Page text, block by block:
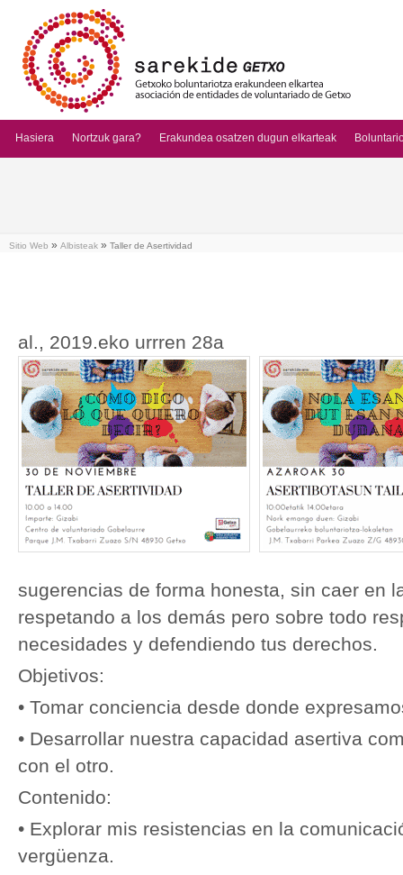
Hasiera Nortzuk gara? Erakundea osatzen dugun elkarteak
Sitio Web » Albisteak » Taller de Asertividad
al., 2019.eko urrren 28a
sugerencias de forma honesta, sin caer en
respetando a los demás pero sobre todo
necesidades y defendiendo tus derechos.
Objetivos:
• Tomar conciencia desde donde
• Desarrollar nuestra capacidad asertiva
con el otro.
Contenido:
• Explorar mis resistencias en la
vergüenza.